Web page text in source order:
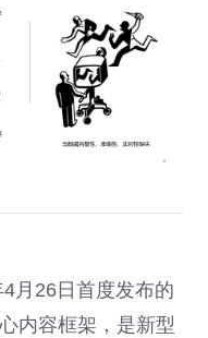
月26日首度发布的
内容框架，是新型